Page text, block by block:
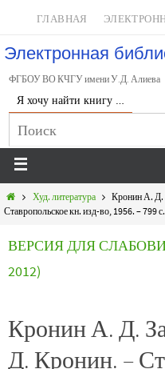
ГЛАВНАЯ
Электронная
ФГБОУ ВО КЧГУ имени У.Д. Алиева
Я хочу найти книгу …
Худ. литература
Кронин А. Д.
Ставропольское кн. изд-во, 1956. – 799 с.
ВЕРСИЯ ДЛЯ
2012)
Кронин А. Д.
Д. Кронин. –